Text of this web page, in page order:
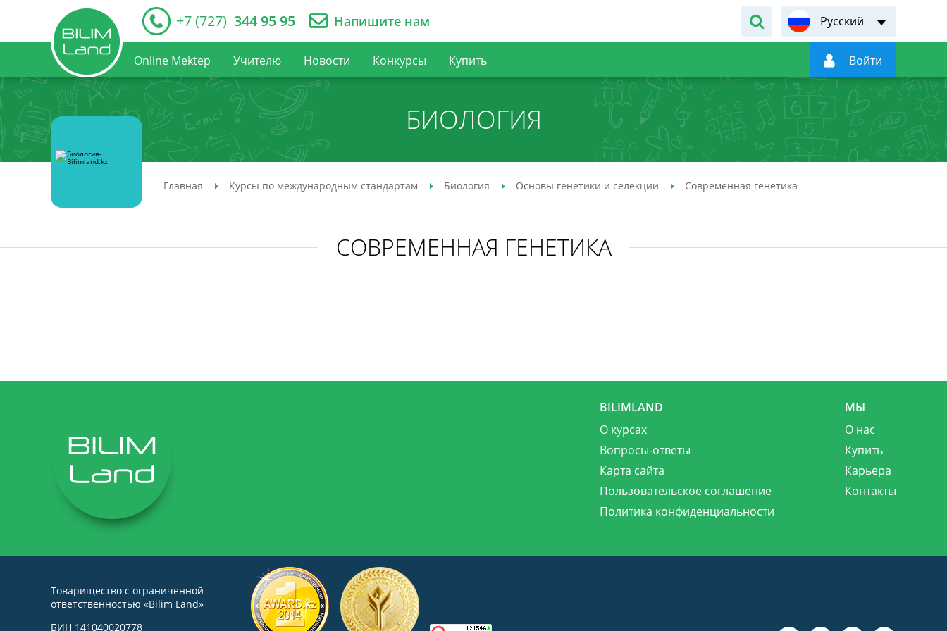
+7 (727) 344 95 95 Напишите нам Русский
Online Mektep Учителю Новости Конкурсы Купить  Войти
БИОЛОГИЯ
Главная Курсы по международным стандартам Биология Основы генетики и селекции Современная генетика
СОВРЕМЕННАЯ ГЕНЕТИКА
BILIMLAND
О курсах
Вопросы-ответы
Карта сайта
Пользовательское соглашение
Политика конфиденциальности
МЫ
О нас
Купить
Карьера
Контакты
Товарищество с ограниченной
ответственностью «Bilim Land»
БИН 141040020778